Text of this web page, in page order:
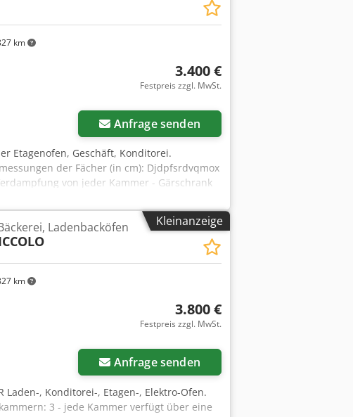
km
3.400 €
Festpreis zzgl. MwSt.
Anfrage senden
Etagenofen, Geschäft, Konditorei.
der Fächer (in cm): Djdpfsrdvqmox
von jeder Kammer - Gärschrank
in unserem Lager (36-068 Bachórz, Polen).
/ Inbetriebnahme. Der angegebene
RUSSISCH UND UKRAINISCH.Kleinanzeige
km
Ladenbacköfen
3.800 €
Festpreis zzgl. MwSt.
Anfrage senden
Laden-, Konditorei-, Etagen-, Elektro-Ofen.
3 - jede Kammer verfügt über eine